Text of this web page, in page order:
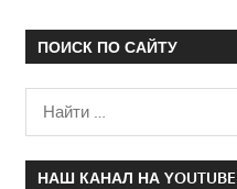
ПОИСК ПО САЙТУ
НАШ КАНАЛ НА YOUTUBE